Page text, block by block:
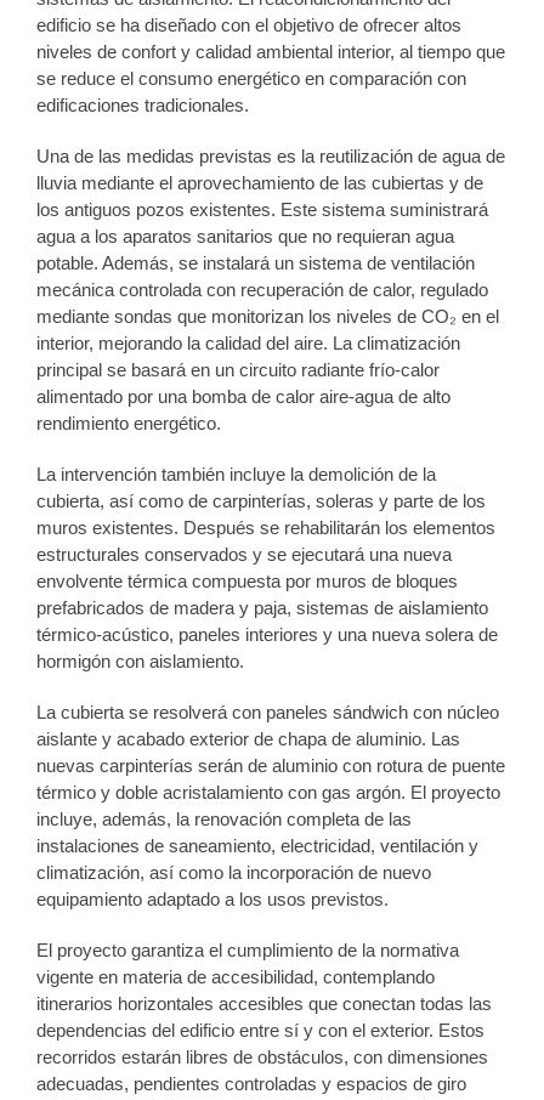
edificio se ha diseñado con el objetivo de ofrecer altos
niveles de confort y calidad ambiental interior, al tiempo que
se reduce el consumo energético en comparación con
edificaciones tradicionales.
Una de las medidas previstas es la reutilización de agua de
lluvia mediante el aprovechamiento de las cubiertas y de
los antiguos pozos existentes. Este sistema suministrará
agua a los aparatos sanitarios que no requieran agua
potable. Además, se instalará un sistema de ventilación
mecánica controlada con recuperación de calor, regulado
mediante sondas que monitorizan los niveles de CO₂ en el
interior, mejorando la calidad del aire. La climatización
principal se basará en un circuito radiante frío-calor
alimentado por una bomba de calor aire-agua de alto
rendimiento energético.
La intervención también incluye la demolición de la
cubierta, así como de carpinterías, soleras y parte de los
muros existentes. Después se rehabilitarán los elementos
estructurales conservados y se ejecutará una nueva
envolvente térmica compuesta por muros de bloques
prefabricados de madera y paja, sistemas de aislamiento
térmico-acústico, paneles interiores y una nueva solera de
hormigón con aislamiento.
La cubierta se resolverá con paneles sándwich con núcleo
aislante y acabado exterior de chapa de aluminio. Las
nuevas carpinterías serán de aluminio con rotura de puente
térmico y doble acristalamiento con gas argón. El proyecto
incluye, además, la renovación completa de las
instalaciones de saneamiento, electricidad, ventilación y
climatización, así como la incorporación de nuevo
equipamiento adaptado a los usos previstos.
El proyecto garantiza el cumplimiento de la normativa
vigente en materia de accesibilidad, contemplando
itinerarios horizontales accesibles que conectan todas las
dependencias del edificio entre sí y con el exterior. Estos
recorridos estarán libres de obstáculos, con dimensiones
adecuadas, pendientes controladas y espacios de giro